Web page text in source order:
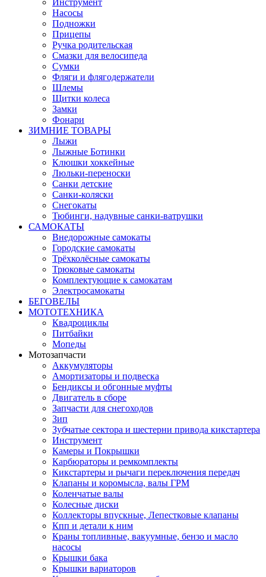
Насосы
Подножки
Прицепы
Ручка родительская
Смазки для велосипеда
Сумки
Фляги и флягодержатели
Шлемы
Щитки колеса
Замки
Фонари
ЗИМНИЕ ТОВАРЫ
Лыжи
Лыжные Ботинки
Клюшки хоккейные
Люльки-переноски
Санки детские
Санки-коляски
Снегокаты
Тюбинги, надувные санки-ватрушки
САМОКАТЫ
Внедорожные самокаты
Городские самокаты
Трёхколёсные самокаты
Трюковые самокаты
Комплектующие к самокатам
Электросамокаты
БЕГОВЕЛЫ
МОТОТЕХНИКА
Квадроциклы
Питбайки
Мопеды
Мотозапчасти
Аккумуляторы
Амортизаторы и подвеска
Бендиксы и обгонные муфты
Двигатель в сборе
Запчасти для снегоходов
Зип
Зубчатые сектора и шестерни привода кикстартера
Инструмент
Камеры и Покрышки
Карбюраторы и ремкомплекты
Кикстартеры и рычаги переключения передач
Клапаны и коромысла, валы ГРМ
Коленчатые валы
Колесные диски
Коллекторы впускные, Лепестковые клапаны
Кпп и детали к ним
Краны топливные, вакуумные, бензо и масло
насосы
Крышки бака
Крышки вариаторов